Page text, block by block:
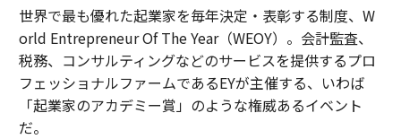
世界で最も優れた起業家を毎年決定・表彰する制度、W
orld Entrepreneur Of The Year（WEOY）。会計監査、
税務、コンサルティングなどのサービスを提供するプロ
フェッショナルファームであるEYが主催する、いわば
「起業家のアカデミー賞」のような権威あるイベント
だ。